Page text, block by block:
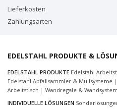
Lieferkosten
Zahlungsarten
EDELSTAHL PRODUKTE &
EDELSTAHL PRODUKTE Edelstahl
Edelstahl Abfallsammler & Müllsysteme |
Arbeitstisch | Wandregale &
INDIVIDUELLE LÖSUNGEN